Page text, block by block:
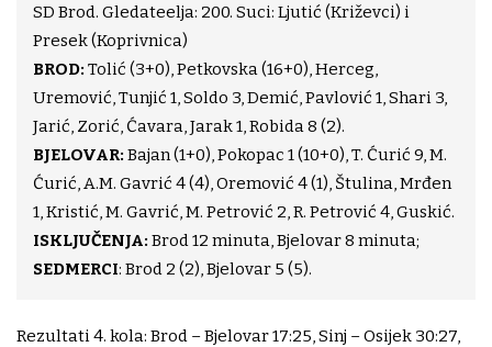
SD Brod. Gledateelja: 200. Suci: Ljutić (Križevci) i
Presek (Koprivnica)
BROD: Tolić (3+0), Petkovska (16+0), Herceg,
Uremović, Tunjić 1, Soldo 3, Demić, Pavlović 1, Shari 3,
Jarić, Zorić, Ćavara, Jarak 1, Robida 8 (2).
BJELOVAR: Bajan (1+0), Pokopac 1 (10+0), T. Ćurić 9, M.
Ćurić, A.M. Gavrić 4 (4), Oremović 4 (1), Štulina, Mrđen
1, Kristić, M. Gavrić, M. Petrović 2, R. Petrović 4, Guskić.
ISKLJUČENJA: Brod 12 minuta, Bjelovar 8 minuta;
SEDMERCI: Brod 2 (2), Bjelovar 5 (5).
Rezultati 4. kola: Brod – Bjelovar 17:25, Sinj – Osijek 30:27,